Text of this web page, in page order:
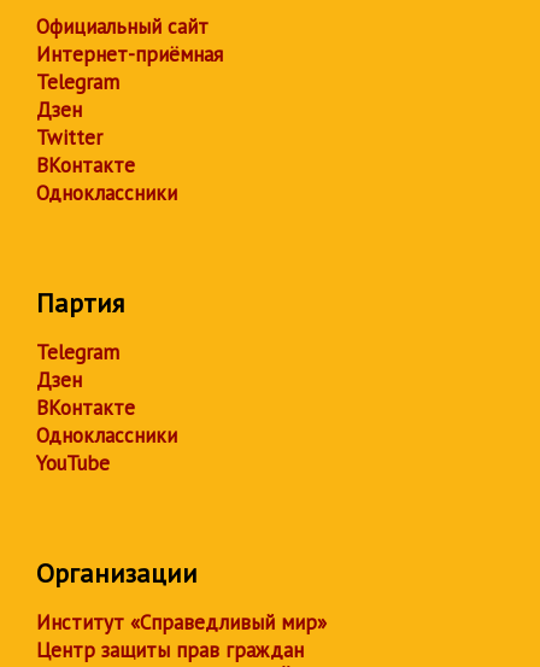
Официальный сайт
Интернет-приёмная
Telegram
Дзен
Twitter
ВКонтакте
Одноклассники
Партия
Telegram
Дзен
ВКонтакте
Одноклассники
YouTube
Организации
Институт «Справедливый мир»
Центр защиты прав граждан